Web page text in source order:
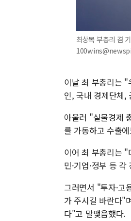
최상목 부총리 겸
이날 최 부총리는 "
인, 국내 경제단체,
아울러 "실물경제
를 가동하고 수출
이어 최 부총리는 "
민·기업·정부 등
그러면서 "투자·고
가 주시길 바란다"
다"고 말맺음했다.